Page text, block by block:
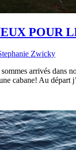
POUR
Zwicky
arrivés dans
cabane! Au départ